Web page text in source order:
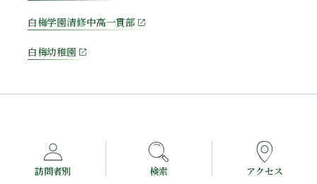
白梅学園清修中高一貫部
白梅幼稚園
訪問者別 検索 アクセス